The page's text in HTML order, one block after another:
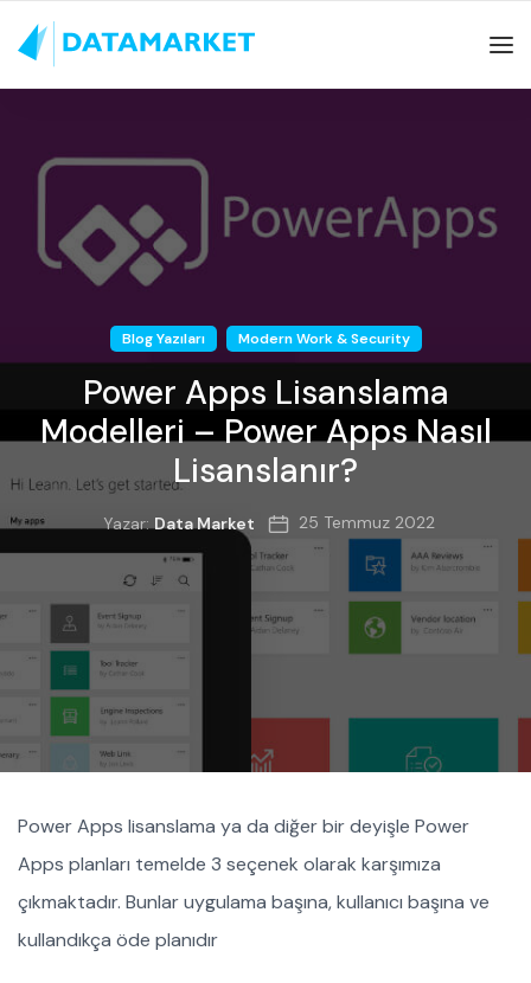
Blog Yazıları Modern Work & Security
Power Apps Lisanslama
Modelleri – Power Apps Nasıl
Lisanslanır?
Yazar: Data Market 25 Temmuz 2022
Power Apps lisanslama ya da diğer bir deyişle Power
Apps planları temelde 3 seçenek olarak karşımıza
çıkmaktadır. Bunlar uygulama başına, kullanıcı başına ve
kullandıkça öde planıdır